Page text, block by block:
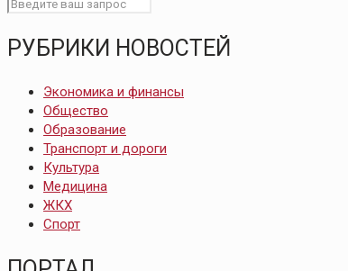
РУБРИКИ НОВОСТЕЙ
Экономика и финансы
Общество
Образование
Транспорт и дороги
Культура
Медицина
ЖКХ
Спорт